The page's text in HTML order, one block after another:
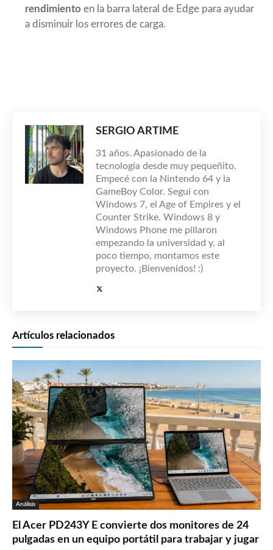
rendimiento en la barra lateral de Edge para ayudar
a disminuir los errores de carga.
SERGIO ARTIME
31 años. Apasionado de la
tecnología desde muy pequeñito.
Empecé con la Nintendo 64 y la
GameBoy Color. Seguí con
Windows 7, el Age of Empires y el
Counter Strike. Windows 8 y
Windows Phone me pillaron
empezando la universidad y, al
poco tiempo, montamos este
proyecto. ¡Bienvenidos! :)
Artículos relacionados
Análisis
El Acer PD243Y E convierte dos monitores de 24
pulgadas en un equipo portátil para trabajar y jugar